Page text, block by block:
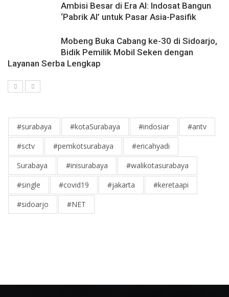
Ambisi Besar di Era AI: Indosat Bangun
‘Pabrik AI’ untuk Pasar Asia-Pasifik
Mobeng Buka Cabang ke-30 di Sidoarjo,
Bidik Pemilik Mobil Seken dengan
Layanan Serba Lengkap
#surabaya #kotaSurabaya #indosiar
#antv
#sctv
#pemkotsurabaya
#ericahyadi
Surabaya
#inisurabaya
#walikotasurabaya
#single
#covid19 #jakarta
#keretaapi
#sidoarjo
#NET